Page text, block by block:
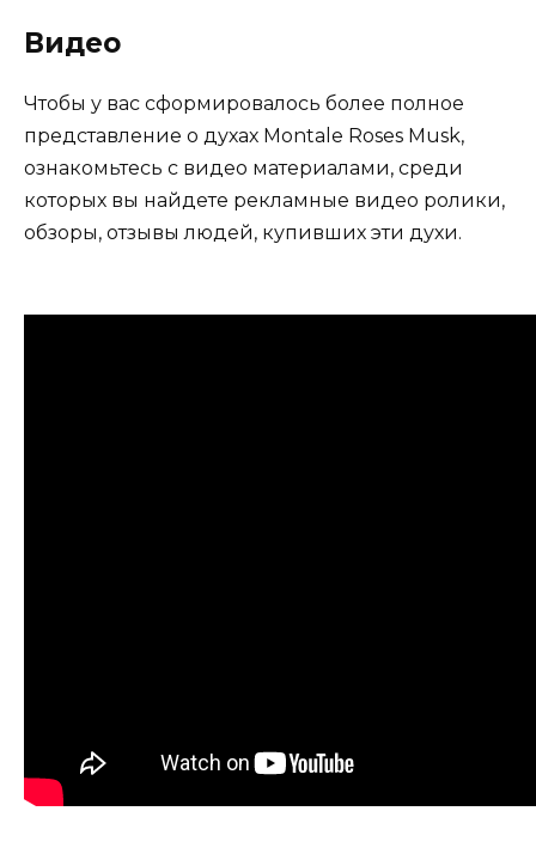
Видео
Чтобы у вас сформировалось более полное
представление о духах Montale Roses Musk,
ознакомьтесь с видео материалами, среди
которых вы найдете рекламные видео ролики,
обзоры, отзывы людей, купивших эти духи.